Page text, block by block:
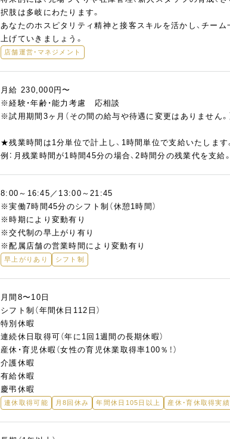
択肢は多岐にわたります。
あなたのホスピタリティ精神と接客スキルを活かし、チー
上げていきましょう。
店舗運営・マネジメント
月給 230,000円〜
※経験・年齢・能力考慮 応相談
※試用期間3ヶ月（その間の給与や待遇に変更はありません。
★残業時間は1分単位で計上し、1時間単位で支給いたします
例：月残業時間が1時間45分の場合、2時間分の残業代を支給
8:00～16:45／13:00～21:45
※実働7時間45分のシフト制（休憩1時間）
※時期により変動有り
※交代制の早上がり有り
※配属店舗の営業時間により変動有り
早上がりあり シフト制
月間8〜10日
シフト制（年間休日112日）
特別休暇
連続休日取得可（年に1回1週間の長期休暇）
産休・育児休暇（女性の育児休業取得率100％！）
介護休暇
有給休暇
慶弔休暇
連休取得可能 月8回休み 年間休日105日以上 産休・育休取得実